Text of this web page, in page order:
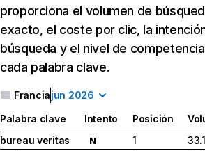
proporciona el volumen de
exacto, el coste por clic, la
búsqueda y el nivel de
cada palabra clave.
Franciajun 2026
Palabra clave Intento Posición
bureau veritas
N 1